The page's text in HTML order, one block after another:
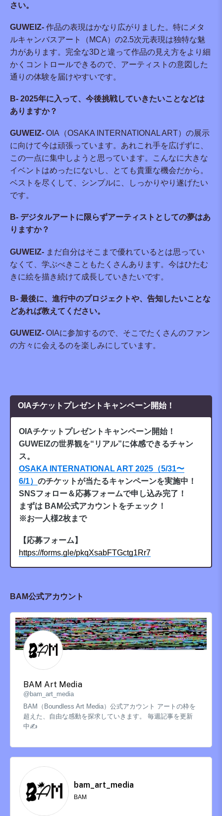
さい。
GUWEIZ- 作品の表現はかなり広がりました。特にメタ
ルキャンバスアート（MCA）の2.5次元表現は独特な魅
力があります。完全な3Dと違って作品の見え方をより細
かくコントロールできるので、アーティストの意図した
通りの体験を届けやすいです。
B- 2025年に入って、今後挑戦していきたいことなどは
ありますか？
GUWEIZ- OIA（OSAKA INTERNATIONAL ART）の展示
に向けて今は頑張っています。あれこれ手を広げずに、
この一点に集中しようと思っています。こんなに大きな
イベントはめったにないし、とても貴重な機会だから。
ベストを尽くして、シンプルに、しっかりやり遂げたい
です。
B- デジタルアートに限らずアーティストとしての夢はあ
りますか？
GUWEIZ- まだ自分はそこまで優れているとは思ってい
なくて、学ぶべきこともたくさんあります。今はひたむ
きに絵を描き続けて成長していきたいです。
B- 最後に、進行中のプロジェクトや、告知したいことな
どあれば教えてください。
GUWEIZ- OIAに参加するので、そこでたくさんのファン
の方々に会えるのを楽しみにしています。
OIAチケットプレゼントキャンペーン開始！
OIAチケットプレゼントキャンペーン開始！
GUWEIZの世界観を“リアル”に体感できるチャン
ス。
OSAKA INTERNATIONAL ART 2025（5/31〜
6/1）のチケットが当たるキャンペーンを実施中！
SNSフォロー＆応募フォームで申し込み完了！
まずは BAM公式アカウントをチェック！
※お一人様2枚まで
【応募フォーム】
https://forms.gle/pkqXsabFTGctg1Rr7
BAM公式アカウント
BAM Art Media
@bam_art_media
BAM（Boundless Art Media）公式アカウント アートの枠を
超えた、自由な感動を探求していきます。 毎週記事を更新
中✍️
bam_art_media
BAM